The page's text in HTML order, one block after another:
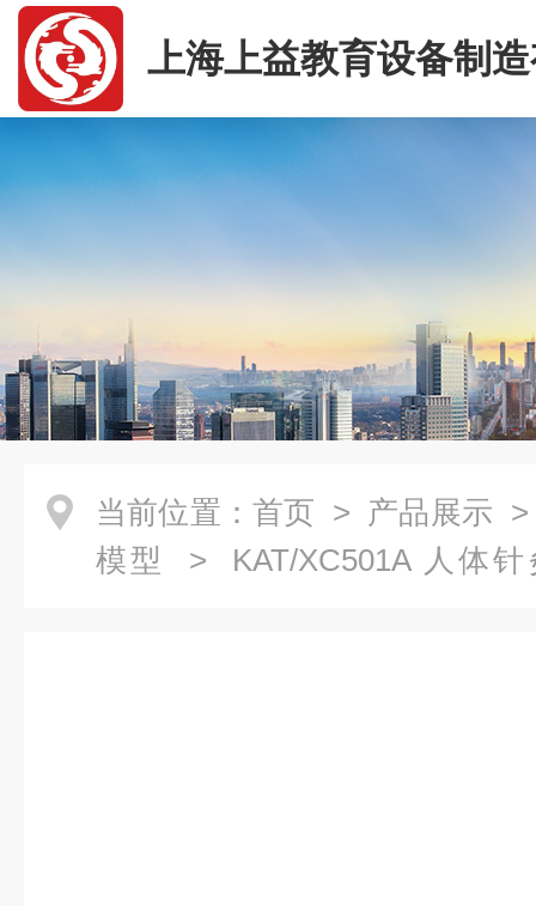
上海上益教育设备制
司
当前位置： 首页 > 产品展示
模型
> KAT/XC501A 人体